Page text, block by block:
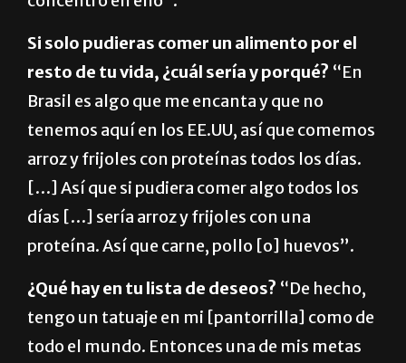
Si solo pudieras comer un alimento por el
resto de tu vida, ¿cuál sería y porqué? “En
Brasil es algo que me encanta y que no
tenemos aquí en los EE.UU, así que comemos
arroz y frijoles con proteínas todos los días.
[…] Así que si pudiera comer algo todos los
días […] sería arroz y frijoles con una
proteína. Así que carne, pollo [o] huevos”.
¿Qué hay en tu lista de deseos? “De hecho,
tengo un tatuaje en mi [pantorrilla] como de
todo el mundo. Entonces una de mis metas